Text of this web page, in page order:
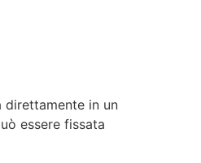
direttamente in un
essere fissata